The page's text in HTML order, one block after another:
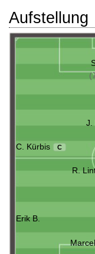
Aufstellung
J.
C. Kürbis C
R.
Erik B.